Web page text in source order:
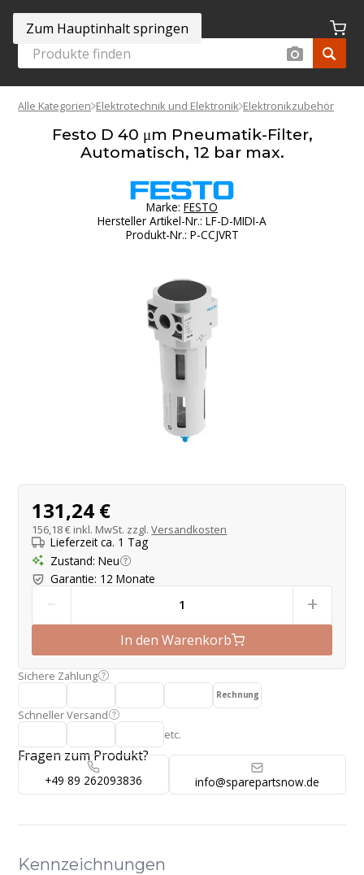
Zum Hauptinhalt springen
Alle Kategorien Elektrotechnik und Elektronik Elektronikzubehör
Festo D 40 μm Pneumatik-Filter,
Automatisch, 12 bar max.
Marke: FESTO
Hersteller Artikel-Nr.: LF-D-MIDI-A
Produkt-Nr.: P-CCJVRT
Produktangebot
131,24 €
156,18 € inkl. MwSt. zzgl.Versandkosten
Lieferzeit ca. 1 Tag
Zustand: Neu
Garantie: 12 Monate
- +
In den Warenkorb
Sichere Zahlung
Rechnung
Schneller Versand
etc.
Fragen zum Produkt?
+49 89 262093836 info@sparepartsnow.de
Kennzeichnungen